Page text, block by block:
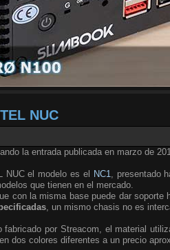
NUC
la entrada publicada en marzo de
NUC el modelo es el NC1, presentado
que tienen en el mercado.
con la misma base puede dar
, un mismo chasis no es
por Streacom, el material
dos colores diferentes a un precio